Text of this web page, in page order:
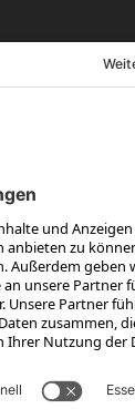
inkl. MwSt.
AG ©